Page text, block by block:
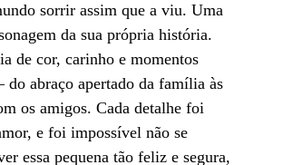
sorrir assim que a viu. Uma
da sua própria história.
de cor, carinho e momentos
do abraço apertado da família às
os amigos. Cada detalhe foi
e foi impossível não se
essa pequena tão feliz e segura,